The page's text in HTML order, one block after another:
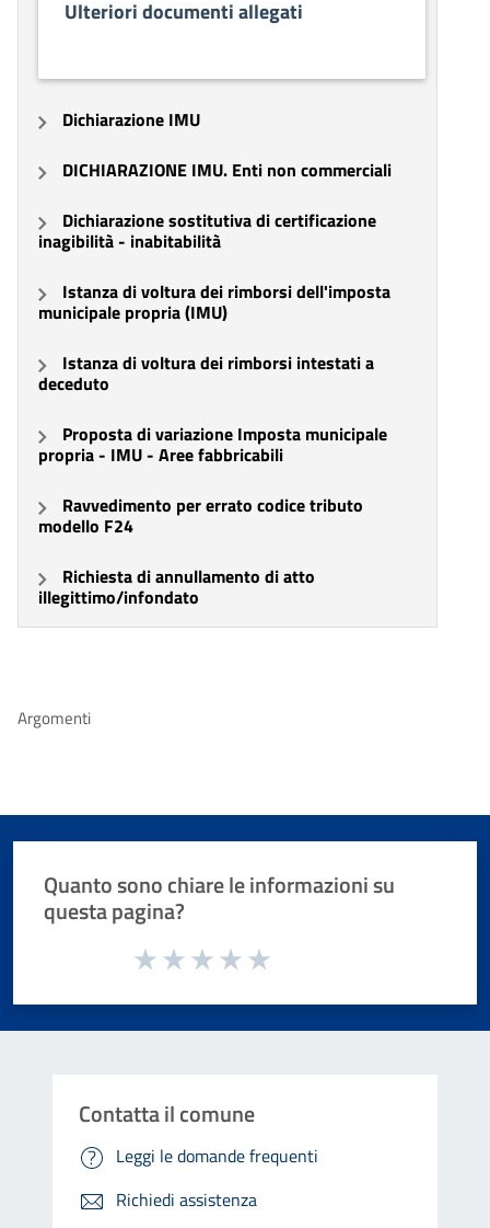
Ulteriori documenti allegati
Dichiarazione IMU
DICHIARAZIONE IMU. Enti non commerciali
Dichiarazione sostitutiva di certificazione
inagibilità - inabitabilità
Istanza di voltura dei rimborsi dell'imposta
municipale propria (IMU)
Istanza di voltura dei rimborsi intestati a
deceduto
Proposta di variazione Imposta municipale
propria - IMU - Aree fabbricabili
Ravvedimento per errato codice tributo
modello F24
Richiesta di annullamento di atto
illegittimo/infondato
Argomenti
Quanto sono chiare le informazioni su
questa pagina?
Valuta da 1 a 5 stelle la pagina
Contatta il comune
Leggi le domande frequenti
Richiedi assistenza